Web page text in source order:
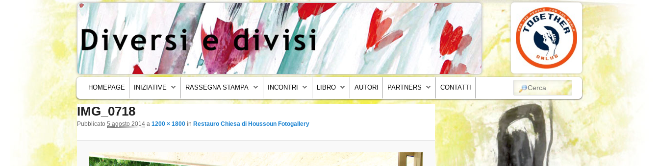
MENU PRINCIPALE
VAI AL CONTENUTO PRINCIPALE
VAI AL CONTENUTO SECONDARIO
HOMEPAGE INIZIATIVE RASSEGNA STAMPA INCONTRI LIBRO AUTORI PARTNERS CONTATTI CERCA
Navigazione immagini
IMG_0718
Pubblicato 5 agosto 2014 a 1200 × 1800 in Restauro Chiesa di Houssoun Fotogallery